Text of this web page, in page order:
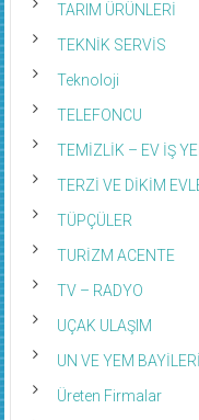
TARIM ÜRÜNLERİ
TEKNİK SERVİS
Teknoloji
TELEFONCU
TEMİZLİK – EV İŞ
TERZİ VE DİKİM
TÜPÇÜLER
TURİZM ACENTE
TV – RADYO
UÇAK ULAŞIM
UN VE YEM BAYİLERİ
Üreten Firmalar